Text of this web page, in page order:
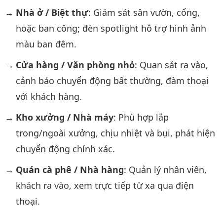
Nhà ở / Biệt thự: Giám sát sân vườn, cổng,
hoặc ban công; đèn spotlight hỗ trợ hình ảnh
màu ban đêm.
Cửa hàng / Văn phòng nhỏ: Quan sát ra vào,
cảnh báo chuyển động bất thường, đàm thoại
với khách hàng.
Kho xưởng / Nhà máy: Phù hợp lắp
trong/ngoài xưởng, chịu nhiệt và bụi, phát hiện
chuyển động chính xác.
Quán cà phê / Nhà hàng: Quản lý nhân viên,
khách ra vào, xem trực tiếp từ xa qua điện
thoại.